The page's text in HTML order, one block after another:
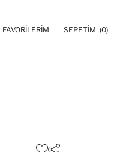
FAVORILERIM SEPETIM (0)